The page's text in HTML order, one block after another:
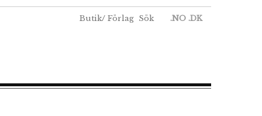
Butik/ Förlag Sök .NO .DK